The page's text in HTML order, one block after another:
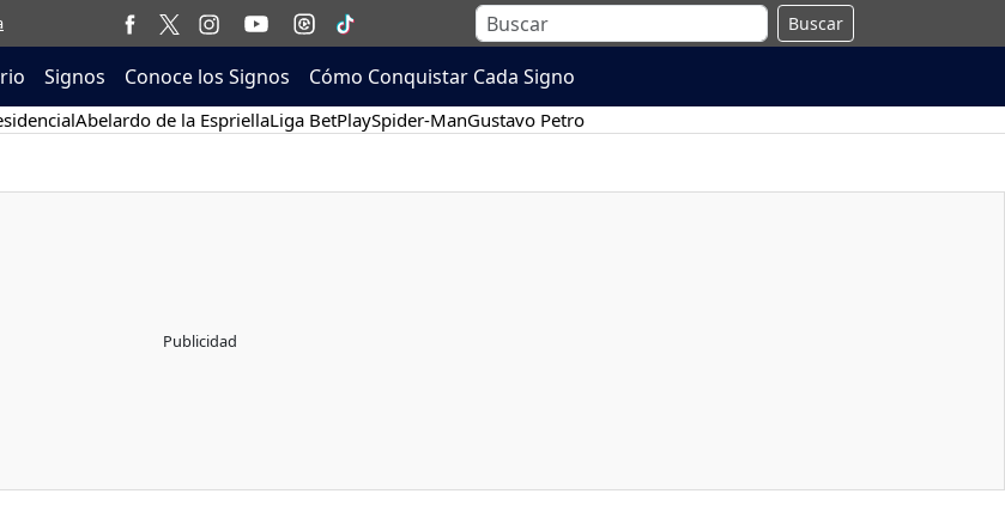
Buscar
Signos Conoce los Signos Cómo Conquistar Cada Signo
Abelardo de la EspriellaLiga BetPlaySpider-ManGustavo Petro